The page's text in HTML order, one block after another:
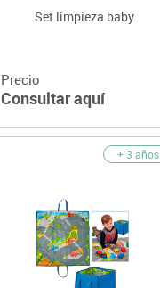
Set limpieza baby
Precio
Consultar aquí
+ 3 años